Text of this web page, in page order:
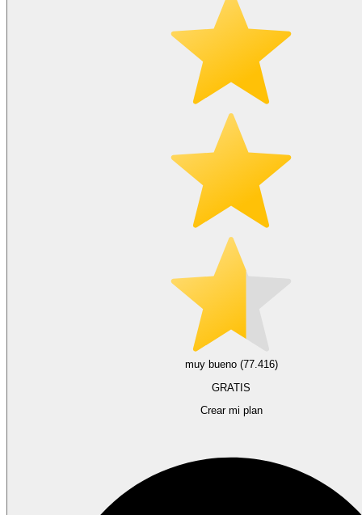
muy bueno (77.416)
GRATIS
Crear mi plan